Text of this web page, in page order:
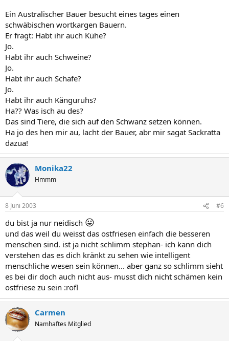
Ein Australischer Bauer besucht eines tages einen
schwäbischen wortkargen Bauern.
Er fragt: Habt ihr auch Kühe?
Jo.
Habt ihr auch Schweine?
Jo.
Habt ihr auch Schafe?
Jo.
Habt ihr auch Känguruhs?
Ha?? Was isch au des?
Das sind Tiere, die sich auf den Schwanz setzen können.
Ha jo des hen mir au, lacht der Bauer, abr mir sagat Sackratta
dazua!
Monika22
Hmmm
8 Juni 2003 #6
du bist ja nur neidisch 😛
und das weil du weisst das ostfriesen einfach die besseren
menschen sind. ist ja nicht schlimm stephan- ich kann dich
verstehen das es dich kränkt zu sehen wie intelligent
menschliche wesen sein können... aber ganz so schlimm sieht
es bei dir doch auch nicht aus- musst dich nicht schämen kein
ostfriese zu sein :rofl
Carmen
Namhaftes Mitglied